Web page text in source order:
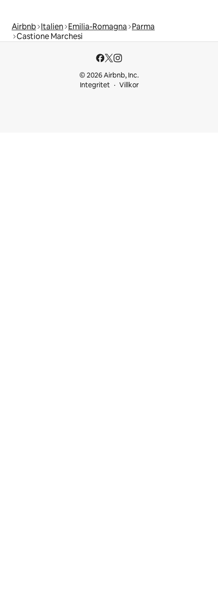
Airbnb Italien Emilia-Romagna Parma
Castione Marchesi
© 2026 Airbnb, Inc.
Integritet
Villkor